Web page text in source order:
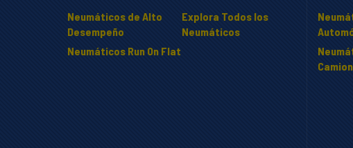
Neumáticos de Alto
Desempeño
Neumáticos Run On Flat
Explora Todos los
Neumáticos